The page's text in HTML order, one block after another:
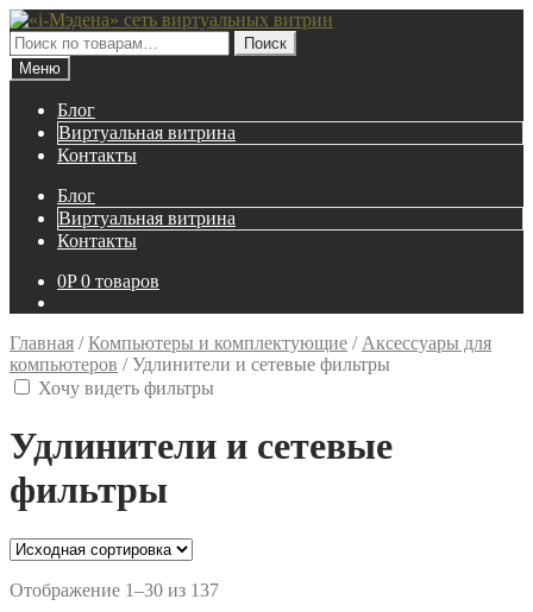
Перейти
к
навигации
Перейти
к
содержимому
Искать:
Поиск
Меню
Блог
Виртуальная витрина
Контакты
Блог
Виртуальная витрина
Контакты
0P 0 товаров
Главная /Компьютеры и комплектующие / Аксессуары для
компьютеров /Удлинители и сетевые фильтры
Хочу видеть фильтры
Удлинители и сетевые
фильтры
Отображение 1–30 из 137